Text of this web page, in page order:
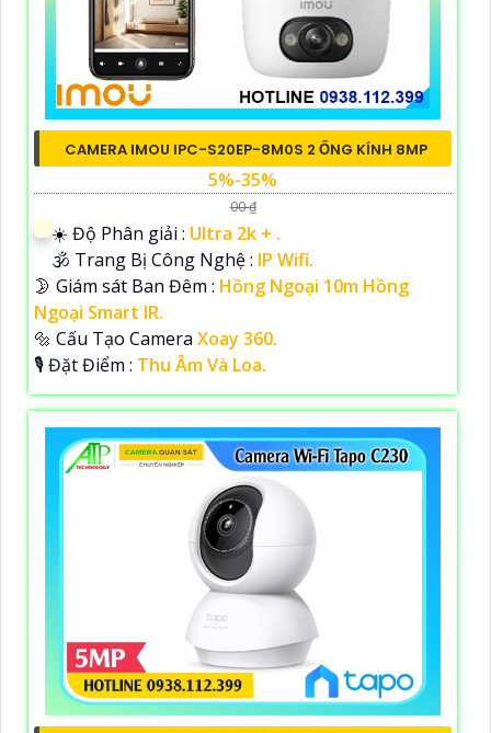
CAMERA IMOU IPC-S20EP-8M0S 2 ỐNG KÍNH 8MP
5%-35%
00 ₫
☀️ Độ Phân giải : Ultra 2k + .
🕉️ Trang Bị Công Nghệ : IP Wifi.
🌛 Giám sát Ban Đêm : Hồng Ngoại 10m Hồng
Ngoại Smart IR.
🔩 Cấu Tạo Camera Xoay 360.
️🎙 Đặt Điểm : Thu Âm Và Loa.